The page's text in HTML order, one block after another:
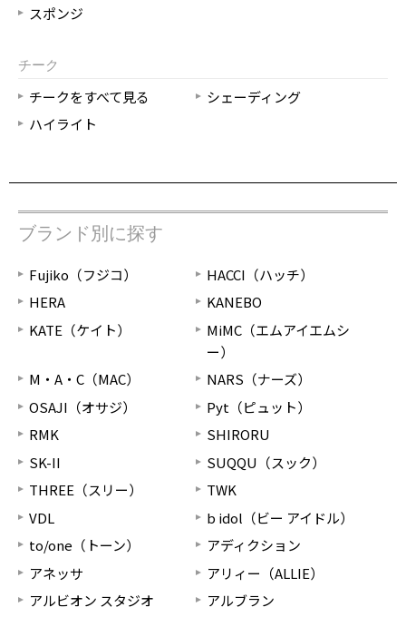
スポンジ
チーク
チークをすべて見る
シェーディング
ハイライト
ブランド別に探す
Fujiko（フジコ）
HACCI（ハッチ）
HERA
KANEBO
KATE（ケイト）
MiMC（エムアイエムシ
ー）
M・A・C（MAC）
NARS（ナーズ）
OSAJI（オサジ）
Pyt（ピュット）
RMK
SHIRORU
SK-II
SUQQU（スック）
THREE（スリー）
TWK
VDL
b idol（ビー アイドル）
to/one（トーン）
アディクション
アネッサ
アリィー（ALLIE）
アルビオン スタジオ
アルブラン